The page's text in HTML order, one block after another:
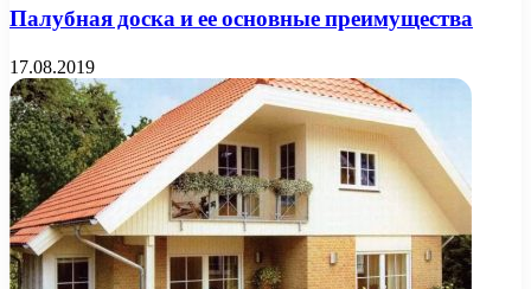
Палубная доска и ее основные преимущества
17.08.2019